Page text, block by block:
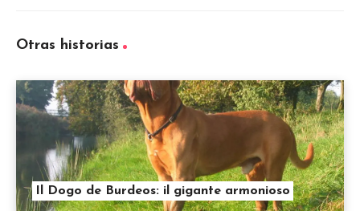
Otras historias
Il Dogo de Burdeos: il gigante armonioso